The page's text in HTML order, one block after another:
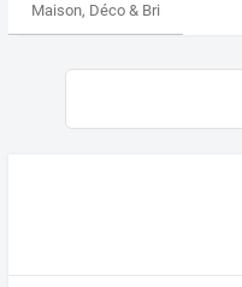
Maison, Déco & Bricolage